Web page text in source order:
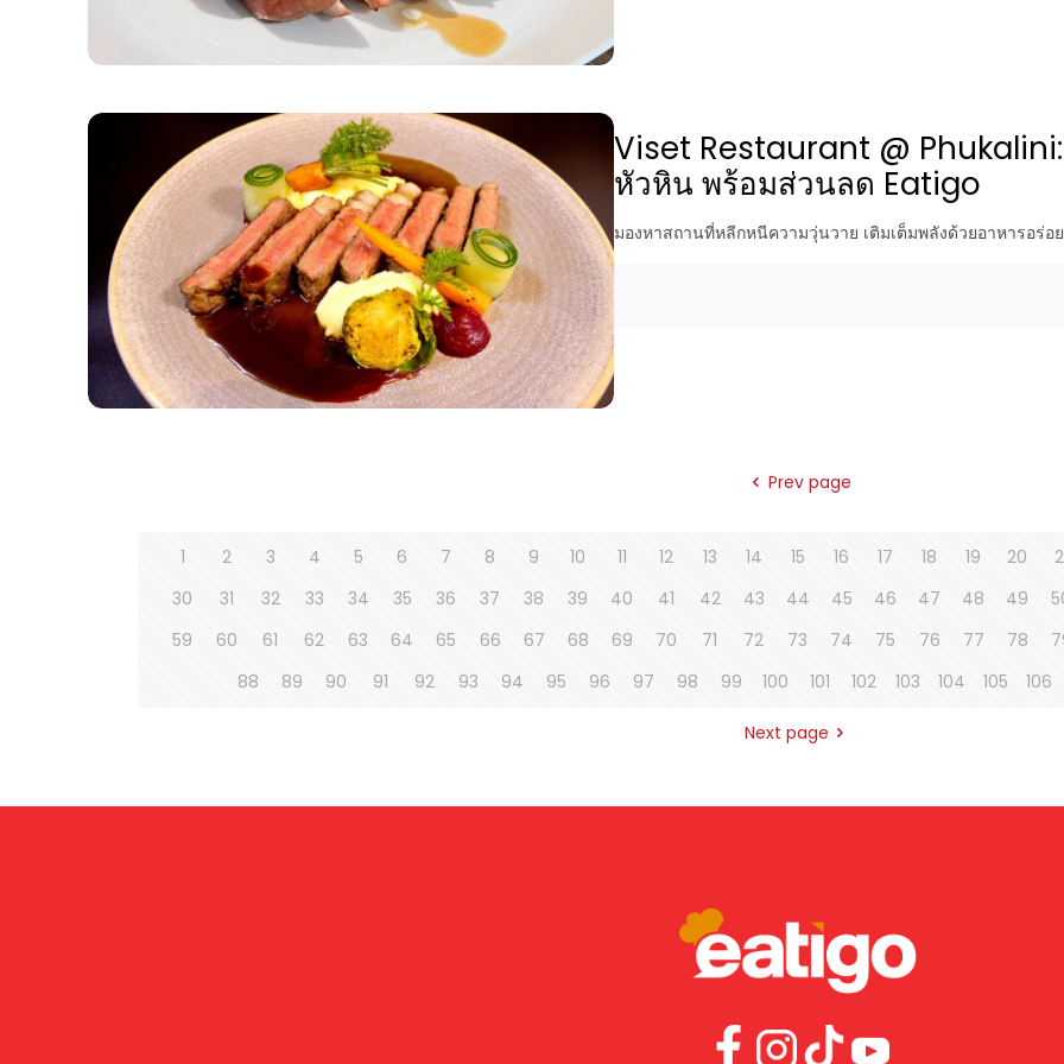
Viset Restaurant @
หัวหิน พร้อมส่วนลด Eatigo
มองหาสถานที่หลีกหนีความวุ่นวาย เติมเต็มพลังด้วยอาหารอร่
Prev page
1 2 3 4 5 6 7 8 9 10 11 12 13 14 15 16 17 18 19 20
30
31 32 33 34 35 36 37 38 39 40 41 42 43 44 45 46 47 48 49
59
60 61 62 63 64 65 66 67 68 69 70 71 72 73 74 75 76 77 78
88
89 90 91 92 93 94 95 96 97 98 99 100 101 102 103 104 105 106
Next page